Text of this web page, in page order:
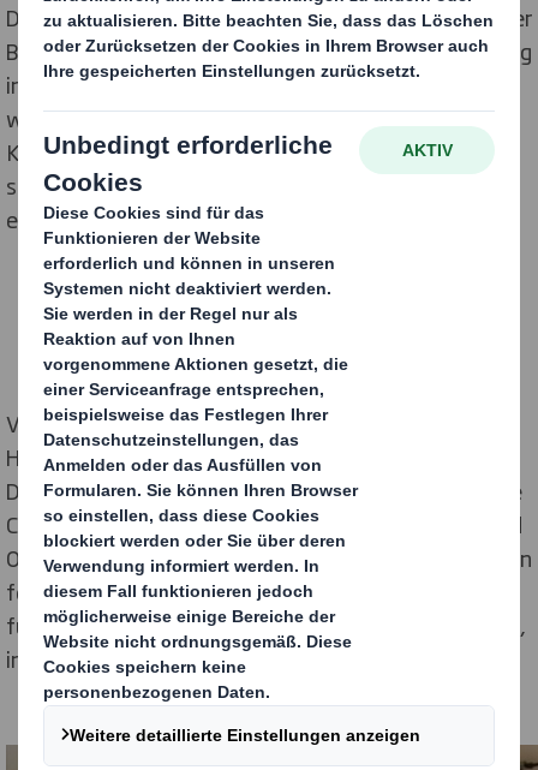
Deutschland und Schweiz eröffnet. Der Fokus des in der
Branche einzigartigen Konzepts liegt auf der Schaffung
individueller Display- und Verpackungs-Lösungen,
welche alle Aspekte des jeweiligen Supply Cycles der
Kunden berücksichtigen. Das Ergebnis ist eine
signifikante Verkürzung der Time-to-Market sowie
echter Mehrwert für die Kunden des Unternehmens.
Vor etwas mehr als einem Jahr hat DS Smith in
Hamburg das erste PackRight Centre in der Region
Deutschland und Schweiz eröffnet. Es folgten weitere
Centren in Erlensee im Rhein-Main-Gebiet, Pulheim und
Oftringen in der Schweiz. Mit rund 70 geladenen Gästen
feierte das Unternehmen nun die Eröffnung des
fünften PackRight Centres, das am Standort in Kaarst,
in der Metropolregion Düsseldorf, gebaut wurde.